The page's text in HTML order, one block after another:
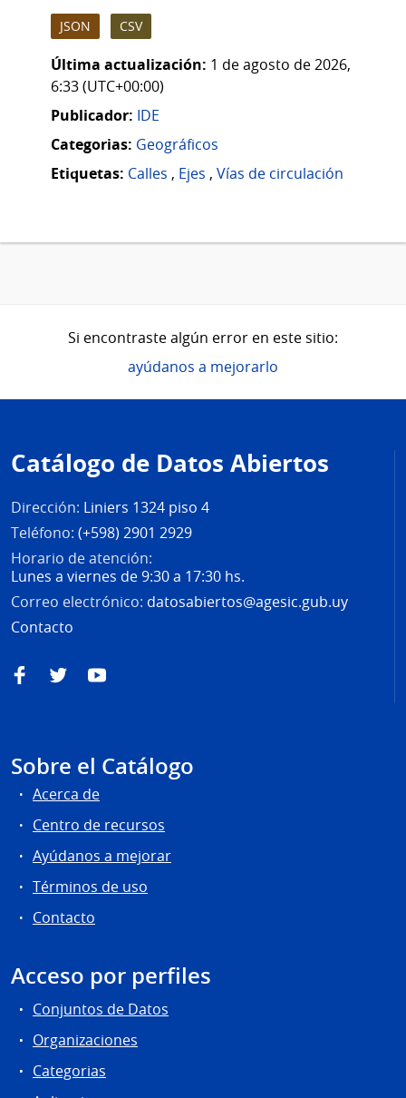
JSON CSV
Última actualización: 1 de agosto de 2026,
6:33 (UTC+00:00)
Publicador: IDE
Categorias: Geográficos
Etiquetas: Calles , Ejes , Vías de circulación
Si encontraste algún error en este sitio:
ayúdanos a mejorarlo
de
página
Catálogo de Datos Abiertos
Dirección: Liniers 1324 piso 4
Teléfono: (+598) 2901 2929
Horario de atención:
Lunes a viernes de 9:30 a 17:30 hs.
Correo electrónico: datosabiertos@agesic.gub.uy
Contacto
FacebookTwitterYouTube
Sobre el Catálogo
Acerca de
Centro de recursos
Ayúdanos a mejorar
Términos de uso
Contacto
Acceso por perfiles
Conjuntos de Datos
Organizaciones
Categorias